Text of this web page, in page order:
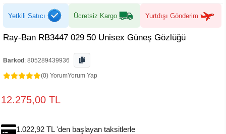
Yetkili Satıcı Ücretsiz Kargo Yurtdışı Gönderim
Ray-Ban RB3447 029 50 Unisex Güneş Gözlüğü
Barkod : 805289439936
(0) YorumYorum Yap
12.275,00 TL
1.022,92 TL 'den başlayan taksitlerle